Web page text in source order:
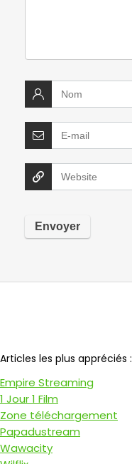
Articles les plus appréciés :
Empire Streaming
1 Jour 1 Film
Zone téléchargement
Papadustream
Wawacity